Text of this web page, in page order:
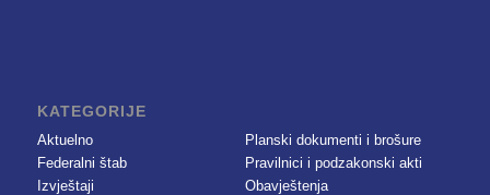
KATEGORIJE
Aktuelno
Federalni štab
Izvještaji
Planski dokumenti i brošure
Pravilnici i podzakonski akti
Obavještenja